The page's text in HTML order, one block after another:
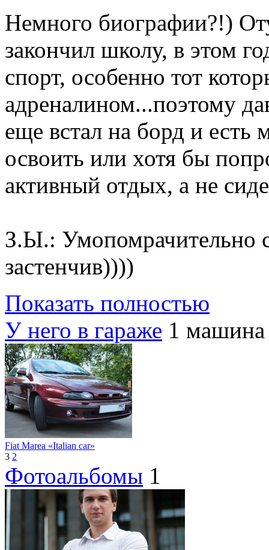
Немного биографии?!)
закончил школу, в этом
спорт, особенно тот
адреналином...поэтому
еще встал на борд и есть
освоить или хотя бы
активный отдых, а не
З.Ы.: Умопомрачительно
застенчив))))
Показать полностью
У него в гараже 1 машина
Fiat Marea «Italian car»
3 2
Фотоальбомы 1